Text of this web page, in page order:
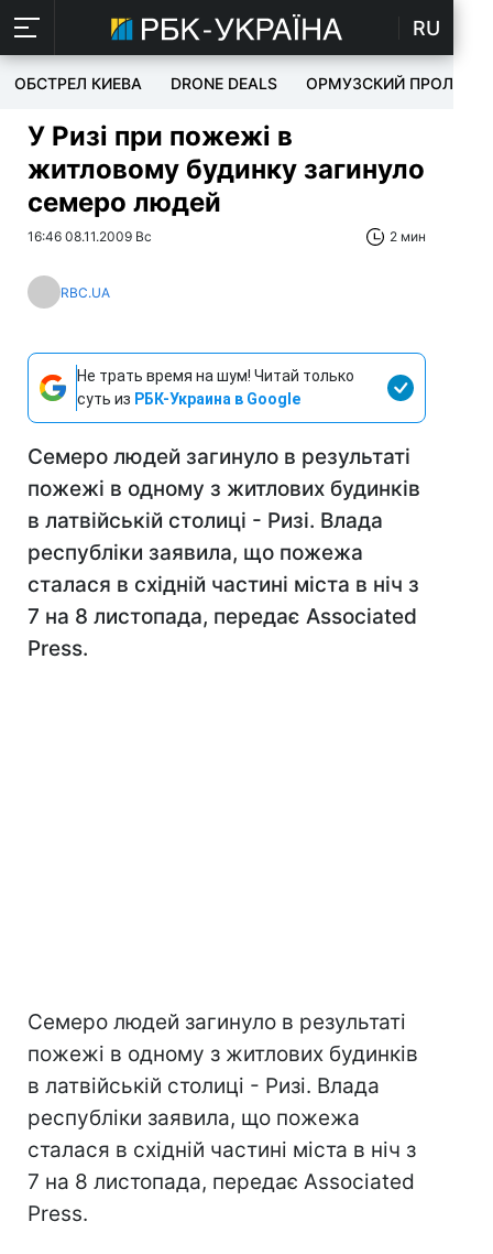
RU
ОБСТРЕЛ КИЕВА DRONE DEALS ОРМУЗСКИЙ ПРОЛИВ
У Ризі при пожежі в
житловому будинку загинуло
семеро людей
16:46 08.11.2009 Вс 2 мин
RBC.UA
Не трать время на шум! Читай только
суть из РБК-Украина в Google
Семеро людей загинуло в результаті
пожежі в одному з житлових будинків
в латвійській столиці - Ризі. Влада
республіки заявила, що пожежа
сталася в східній частині міста в ніч з
7 на 8 листопада, передає Associated
Press.
Семеро людей загинуло в результаті
пожежі в одному з житлових будинків
в латвійській столиці - Ризі. Влада
республіки заявила, що пожежа
сталася в східній частині міста в ніч з
7 на 8 листопада, передає Associated
Press.